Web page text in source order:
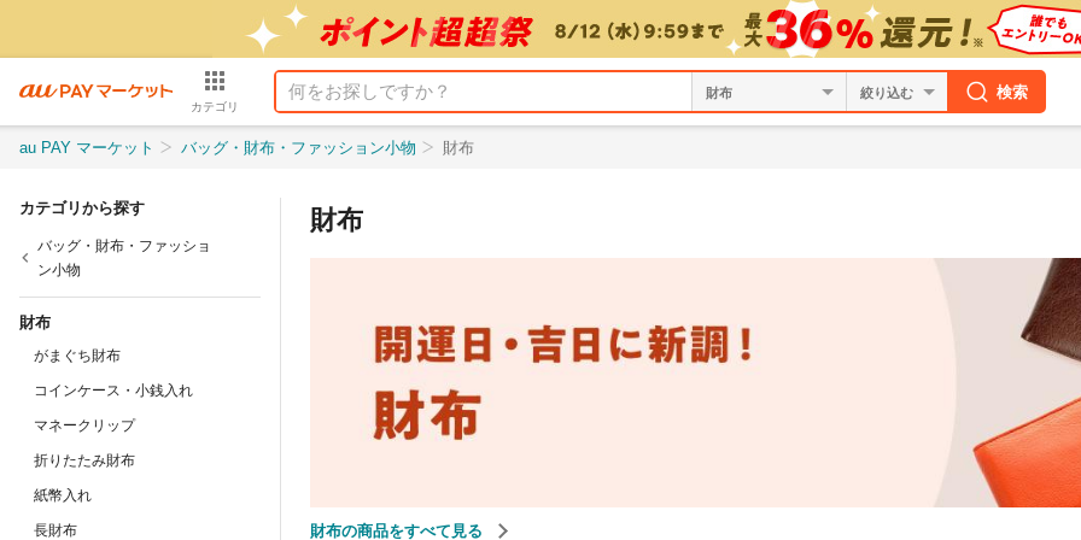
カテゴリ
絞り込む 検索
au PAY マーケット バッグ・財布・ファッション小物 財布
カテゴリから探す
バッグ・財布・ファッショ
ン小物
財布
がまぐち財布
コインケース・小銭入れ
マネークリップ
折りたたみ財布
紙幣入れ
長財布
財布
財布の商品をすべて見る